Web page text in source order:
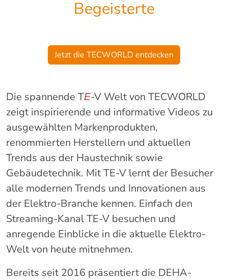
Begeisterte
Jetzt die TECWORLD entdecken
Die spannende TE-V Welt von TECWORLD
zeigt inspirierende und informative Videos zu
ausgewählten Markenprodukten,
renommierten Herstellern und aktuellen
Trends aus der Haustechnik sowie
Gebäudetechnik. Mit TE-V lernt der Besucher
alle modernen Trends und Innovationen aus
der Elektro-Branche kennen. Einfach den
Streaming-Kanal TE-V besuchen und
anregende Einblicke in die aktuelle Elektro-
Welt von heute mitnehmen.
Bereits seit 2016 präsentiert die DEHA-